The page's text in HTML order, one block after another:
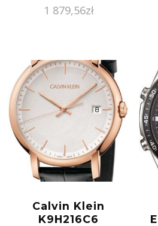
1 879,56zł
Calvin Klein
K9H216C6